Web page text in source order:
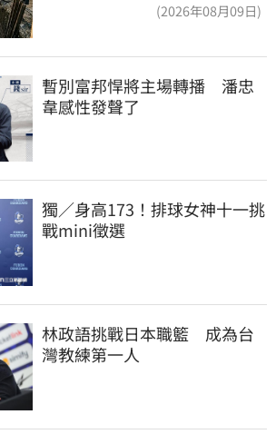
(2026年08月09日)
暫別富邦悍將主場轉播　潘忠
韋感性發聲了
獨／身高173！排球女神十一挑
戰mini徵選
林政語挑戰日本職籃　成為台
灣教練第一人